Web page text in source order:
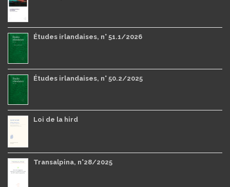
Études irlandaises, n° 51.1/2026
Études irlandaises, n° 50.2/2025
Loi de la hird
Transalpina, n°28/2025